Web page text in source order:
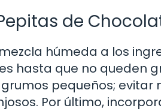
de
húmeda a los
hasta que no queden
pequeños; evitar
Por último,